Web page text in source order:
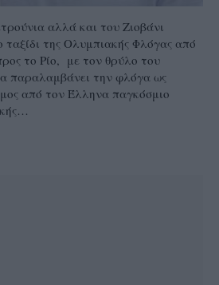
αλλά και του Ζιοβάνι
ταξίδι της Ολυμπιακής Φλόγας από
το Ρίο, με τον θρύλο του
παραλαμβάνει την φλόγα ως
από τον Έλληνα παγκόσμιο